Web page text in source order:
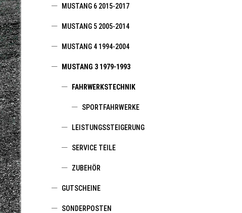
MUSTANG 6 2015-2017
MUSTANG 5 2005-2014
MUSTANG 4 1994-2004
MUSTANG 3 1979-1993
FAHRWERKSTECHNIK
SPORTFAHRWERKE
LEISTUNGSSTEIGERUNG
SERVICE TEILE
ZUBEHÖR
GUTSCHEINE
SONDERPOSTEN